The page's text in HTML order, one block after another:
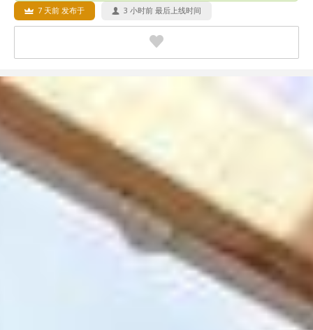
7 天前 发布于 3 小时前 最后上线时间